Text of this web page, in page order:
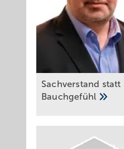
Sachverstand statt
Bauchgefühl